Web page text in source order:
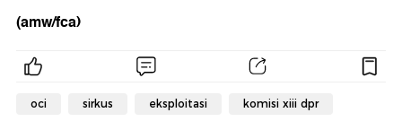
(amw/fca)
oci sirkus eksploitasi komisi xiii dpr